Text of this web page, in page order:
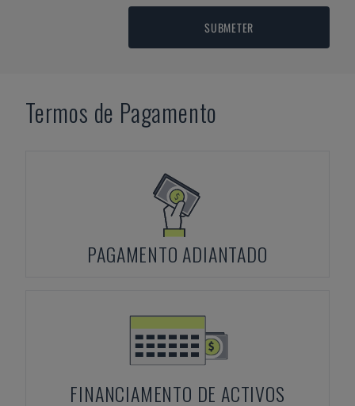
SUBMETER
Termos de Pagamento
PAGAMENTO ADIANTADO
FINANCIAMENTO DE ACTIVOS